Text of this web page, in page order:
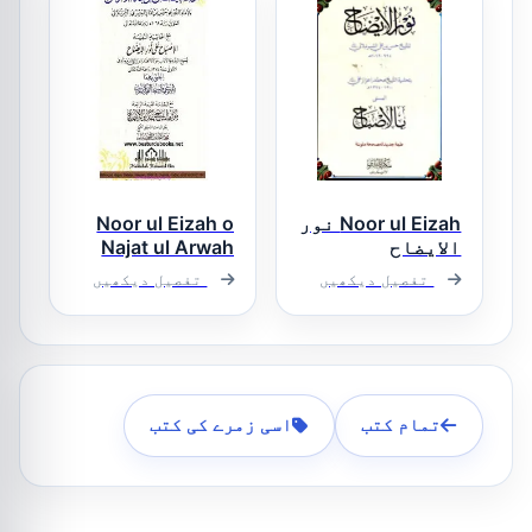
Noor ul Eizah نور
الایضاح
تفصیل دیکھیں
Noor ul Eizah o
Najat ul Arwah
نور الایضاح و
نجاۃ الارواح
تفصیل دیکھیں
تمام کتب اسی زمرے کی کتب